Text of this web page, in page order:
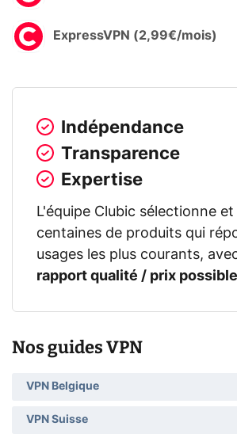
ExpressVPN (2,99€/mois)
Indépendance
Transparence
Expertise
L'équipe Clubic sélectionne
centaines de produits qui
usages les plus courants,
rapport qualité / prix
Nos guides VPN
VPN Belgique
VPN Suisse